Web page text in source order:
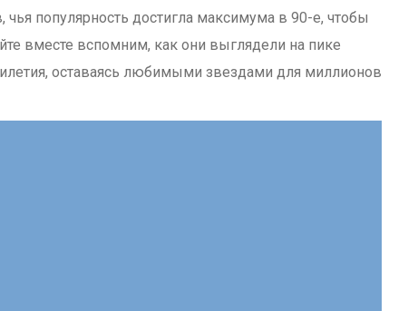
популярность достигла максимума в 90-е, чтобы
вместе вспомним, как они выглядели на пике
оставаясь любимыми звездами для миллионов